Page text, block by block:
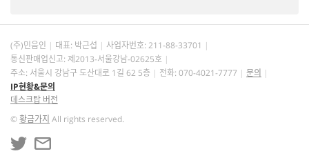
(주)민음인 대표: 박근섭 사업자번호: 211-88-33701
통신판매업신고: 제2013-서울강남-02625호
주소: 서울시 강남구 도산대로 1길 62 5층
전화: 070-4021-7777
문의
IP현황&문의
데스크탑 버전
©황금가지 All rights reserved.